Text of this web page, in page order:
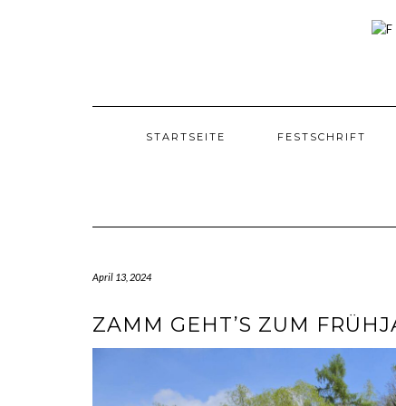
STARTSEITE FESTSCHRIFT
April 13, 2024
ZAMM GEHT’S ZUM